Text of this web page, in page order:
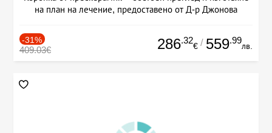
на план на лечение, предоставено от Д-р Джонова
-31%
409.03€ 286.32
€ / 559.99
лв.